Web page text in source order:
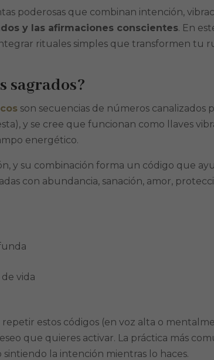
poderosas que combinan intención,
y las afirmaciones conscientes. En
rituales simples que transformen tu
sagrados?
son secuencias de números canalizados
y se cree que funcionan como llaves
energético.
y su combinación forma un código que
con abundancia, sanación, amor,
vida
estos códigos (en voz alta o
que quieres activar. La práctica más
sintiendo la intención mientras lo haces.